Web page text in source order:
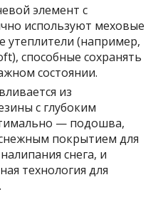
элемент с
используют меховые
утеплители (например,
способные сохранять
состоянии.
из
с глубоким
— подошва,
покрытием для
снега, и
технология для